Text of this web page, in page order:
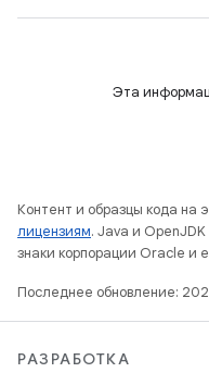
Эта
Контент и образцы кода на
лицензиям. Java и
знаки корпорации Oracle и
Последнее обновление:
РАЗРАБОТКА